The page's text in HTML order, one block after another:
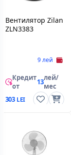
Вентилятор Zilan
ZLN3383
9 лей
Кредит
от
13лей/
мес
303